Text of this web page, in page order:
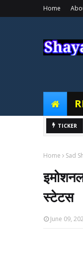
Home
TICKER
Home Sad
स्टेटस
June 09,